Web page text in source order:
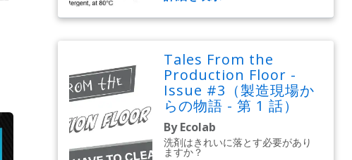
Tales From the
Production Floor -
Issue #3（製造現場か
らの物語 - 第 1 話）
By Ecolab
洗剤はきれいに落とす必要があり
ますか？